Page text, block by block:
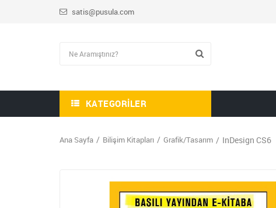
satis@pusula.com
KATEGORILER
Ana Sayfa Bilişim Kitapları Grafik/Tasarım InDesign CS6